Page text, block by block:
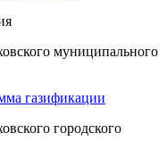
муниципального
газификации
городского